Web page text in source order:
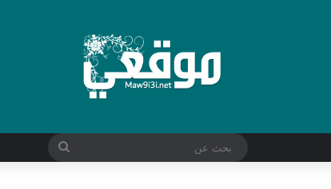
بحث